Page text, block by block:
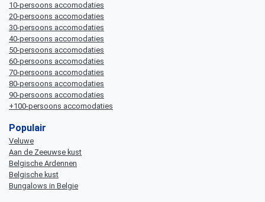
10-persoons accomodaties
20-persoons accomodaties
30-persoons accomodaties
40-persoons accomodaties
50-persoons accomodaties
60-persoons accomodaties
70-persoons accomodaties
80-persoons accomodaties
90-persoons accomodaties
+100-persoons accomodaties
Populair
Veluwe
Aan de Zeeuwse kust
Belgische Ardennen
Belgische kust
Bungalows in Belgie